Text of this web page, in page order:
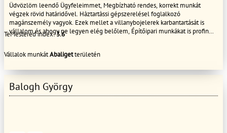
Üdvözlöm leendő Ügyfeleimmet, Megbízható rendes, korrekt munkát
végzek rövid határidővel. Hàztartàssi gépszerelésel foglalkozó
magánszemély vagyok. Ezek mellet a villanybojelerek karbantartását is
vállalom és ahogy ne legyen elég belőlem, Építőipari munkákat is profin
Amennyiben felkeltettem érdeklődését keressen bizalommal. Szép napot,
TeMestered index:3.6
Vállalok munkátAbaligetterületén
Balogh György